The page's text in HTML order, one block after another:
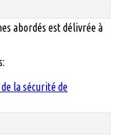
abordés est délivrée à
la sécurité de